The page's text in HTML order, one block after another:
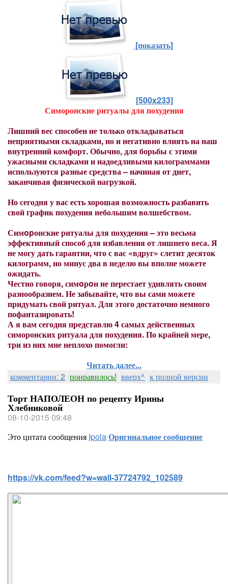
[показать]
[500x233]
Симоронские ритуалы для похудения
Лишний вес способен не только откладываться
неприятными складками, но и негативно влиять на наш
внутренний комфорт. Обычно, для борьбы с этими
ужасными складками и надоедливыми килограммами
используются разные средства – начиная от диет,
заканчивая физической нагрузкой.
Но сегодня у вас есть хорошая возможность разбавить
свой график похудения небольшим волшебством.
Симopонские ритуалы для похудения – это весьма
эффективный способ для избавления от лишнего веса. Я
не могу дать гарантии, что с вас «вдруг» слетит десяток
килограмм, но минус два в неделю вы вполне можете
ожидать.
Честно говоря, симoрoн не перестает удивлять своим
разнообразием. Не забывайте, что вы сами можете
придумать свой ритуал. Для этого достаточно немного
пофантазировать!
А я вам сегодня представлю 4 самых действенных
симоронских ритуала для похудения. По крайней мере,
три из них мне неплохо помогли:
Читать далее...
комментарии: 2 понравилось! вверх^ к полной версии
Торт НАПОЛЕОН по рецепту Ирины
Хлебниковой
08-10-2015 09:48
Это цитата сообщения IpolaОригинальное сообщение
https://vk.com/feed?w=wall-37724792_102589